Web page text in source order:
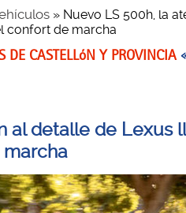
» Nuevo LS 500h, la
confort de marcha
DE CASTELLóN Y PROVINCIA
al detalle de Lexus